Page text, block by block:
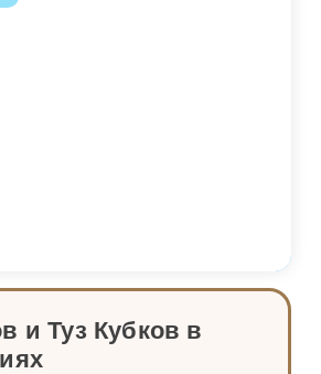
и Туз Кубков в